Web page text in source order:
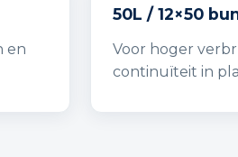
en
50L / 12×50
Voor hoger
continuïteit in